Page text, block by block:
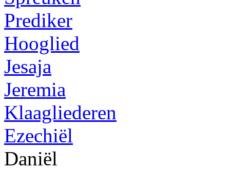
Prediker
Hooglied
Jesaja
Jeremia
Klaagliederen
Ezechiël
Daniël